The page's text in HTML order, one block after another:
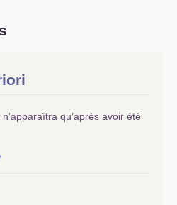
qu’après avoir été